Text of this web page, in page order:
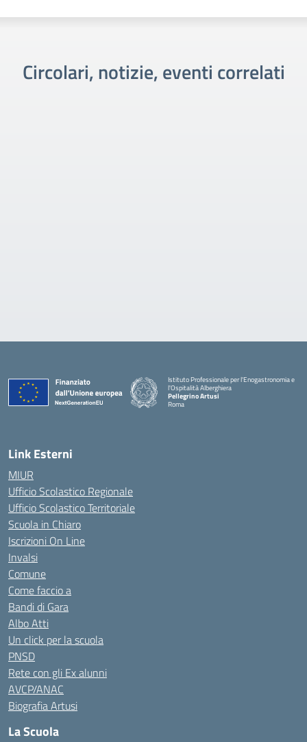
Circolari, notizie, eventi correlati
Istituto Professionale per l'Enogastronomia e
l'Ospitalità Alberghiera
Pellegrino Artusi
Roma
Link Esterni
MIUR
Ufficio Scolastico Regionale
Ufficio Scolastico Territoriale
Scuola in Chiaro
Iscrizioni On Line
Invalsi
Comune
Come faccio a
Bandi di Gara
Albo Atti
Un click per la scuola
PNSD
Rete con gli Ex alunni
AVCP/ANAC
Biografia Artusi
La Scuola